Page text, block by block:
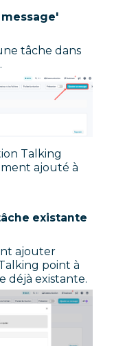
message'
tâche dans
Talking
ajouté à
existante
ajouter
point à
déjà existante.